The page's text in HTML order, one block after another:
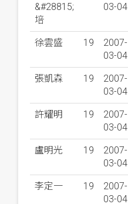
&#28815;
培
03-04
徐雲盛 19
2007-
03-04
張凱森 19
2007-
03-04
許耀明 19
2007-
03-04
盧明光 19
2007-
03-04
李定一 19
2007-
03-04